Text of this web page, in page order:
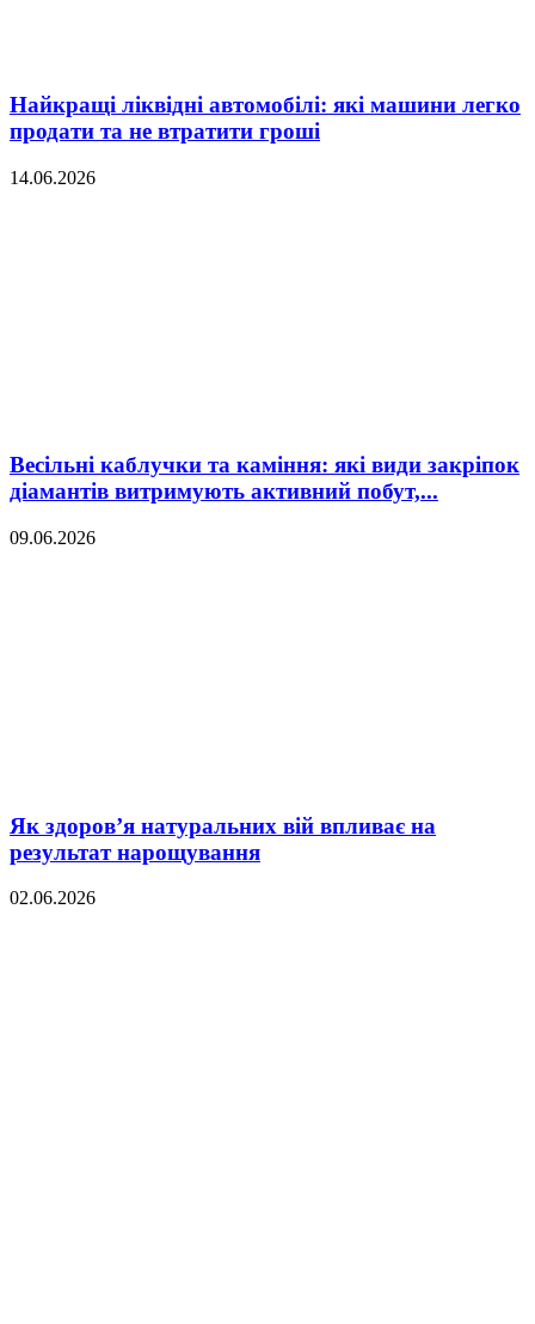
Найкращі ліквідні автомобілі: які машини легко
продати та не втратити гроші
14.06.2026
Весільні каблучки та каміння: які види закріпок
діамантів витримують активний побут,...
09.06.2026
Як здоров’я натуральних вій впливає на
результат нарощування
02.06.2026